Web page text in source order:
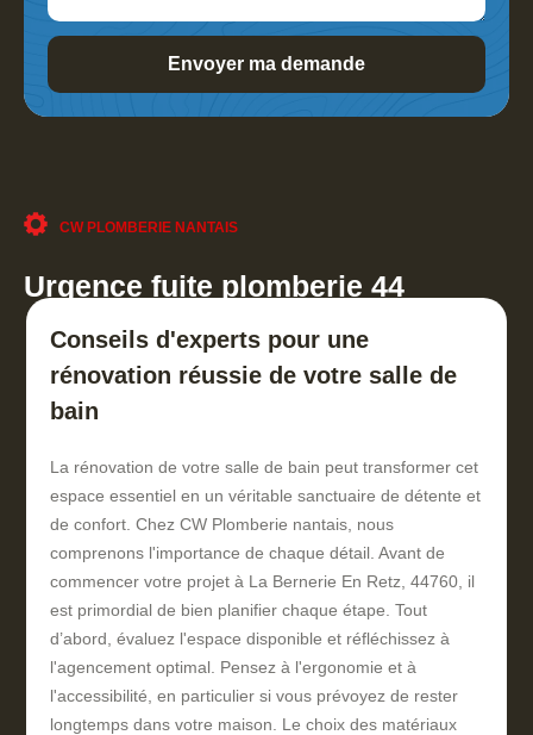
CW PLOMBERIE NANTAIS
Urgence fuite plomberie 44
Conseils d'experts pour une
rénovation réussie de votre salle de
bain
La rénovation de votre salle de bain peut transformer cet
espace essentiel en un véritable sanctuaire de détente et
de confort. Chez CW Plomberie nantais, nous
comprenons l'importance de chaque détail. Avant de
commencer votre projet à La Bernerie En Retz, 44760, il
est primordial de bien planifier chaque étape. Tout
d’abord, évaluez l'espace disponible et réfléchissez à
l'agencement optimal. Pensez à l'ergonomie et à
l'accessibilité, en particulier si vous prévoyez de rester
longtemps dans votre maison. Le choix des matériaux